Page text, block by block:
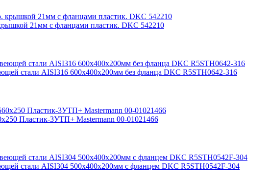
21мм с фланцами пластик. DKC 542210
стали AISI316 600х400х200мм без фланца DKC R5STH0642-316
Пластик-3УТП+ Mastermann 00-01021466
стали AISI304 500х400х200мм с фланцем DKC R5STH0542F-304